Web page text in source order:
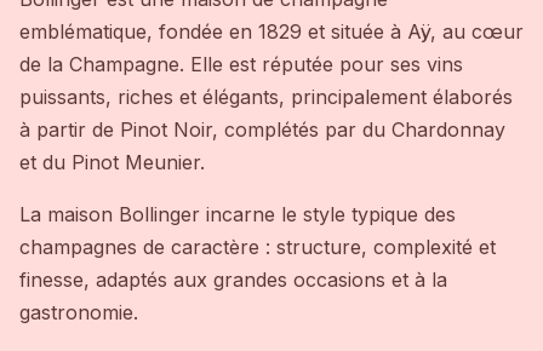
emblématique, fondée en 1829 et située à Aÿ, au cœur
de la Champagne. Elle est réputée pour ses vins
puissants, riches et élégants, principalement élaborés
à partir de Pinot Noir, complétés par du Chardonnay
et du Pinot Meunier.
La maison Bollinger incarne le style typique des
champagnes de caractère : structure, complexité et
finesse, adaptés aux grandes occasions et à la
gastronomie.